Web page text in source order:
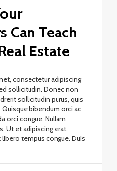
Can Teach
Estate
consectetur adipiscing
sollicitudin. Donec non
sollicitudin purus, quis
bibendum orci ac
orci congue. Nullam
Ut et adipiscing erat.
libero tempus congue. Duis